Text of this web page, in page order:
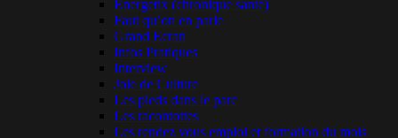
Energetix (chronique santé)
Faut qu’on en parle
Grand Ecran
Infos Pratiques
Interview
Joie de Culture
Les pieds dans le parc
Les racontottes
Les rendez vous emploi et formation du mois